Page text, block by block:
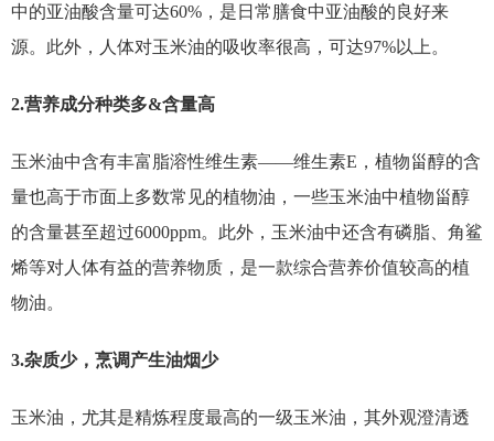
中的亚油酸含量可达60%，是日常膳食中亚油酸的良好来
源。此外，人体对玉米油的吸收率很高，可达97%以上。
2.营养成分种类多&含量高
玉米油中含有丰富脂溶性维生素——维生素E，植物甾醇的含
量也高于市面上多数常见的植物油，一些玉米油中植物甾醇
的含量甚至超过6000ppm。此外，玉米油中还含有磷脂、角鲨
烯等对人体有益的营养物质，是一款综合营养价值较高的植
物油。
3.杂质少，烹调产生油烟少
玉米油，尤其是精炼程度最高的一级玉米油，其外观澄清透